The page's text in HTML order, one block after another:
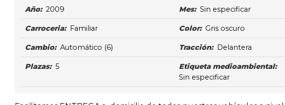
Año: 2009 Mes: Sin especificar
Carroceria: Familiar Color: Gris oscuro
Cambio: Automático (6) Tracción: Delantera
Plazas: 5
Etiqueta medioambiental:
Sin especificar